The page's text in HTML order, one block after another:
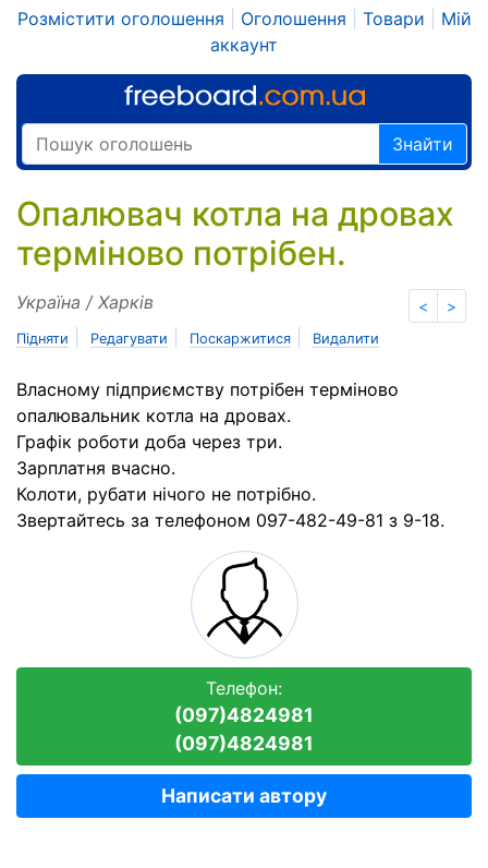
Розмістити оголошення Оголошення Товари
Мій
аккаунт
Знайти
Опалювач котла на дровах
терміново потрібен.
< >
Україна / Харків
Підняти Редагувати Поскаржитися Видалити
Власному підприємству потрібен терміново
опалювальник котла на дровах.
Графік роботи доба через три.
Зарплатня вчасно.
Колоти, рубати нічого не потрібно.
Звертайтесь за телефоном 097-482-49-81 з 9-18.
Телефон:
(097)4824981
(097)4824981
Написати автору